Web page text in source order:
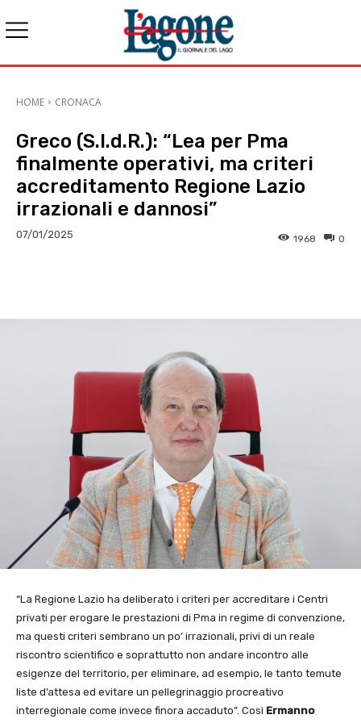
HOME CRONACA
Greco (S.I.d.R.): “Lea per Pma
finalmente operativi, ma criteri
accreditamento Regione Lazio
irrazionali e dannosi”
07/01/2025 0
1968
“La Regione Lazio ha deliberato i criteri per accreditare i Centri
privati per erogare le prestazioni di Pma in regime di convenzione,
ma questi criteri sembrano un po’ irrazionali, privi di un reale
riscontro scientifico e soprattutto non andare incontro alle
esigenze del territorio, per eliminare, ad esempio, le tanto temute
liste d’attesa ed evitare un pellegrinaggio procreativo
interregionale come invece finora accaduto”. Così Ermanno